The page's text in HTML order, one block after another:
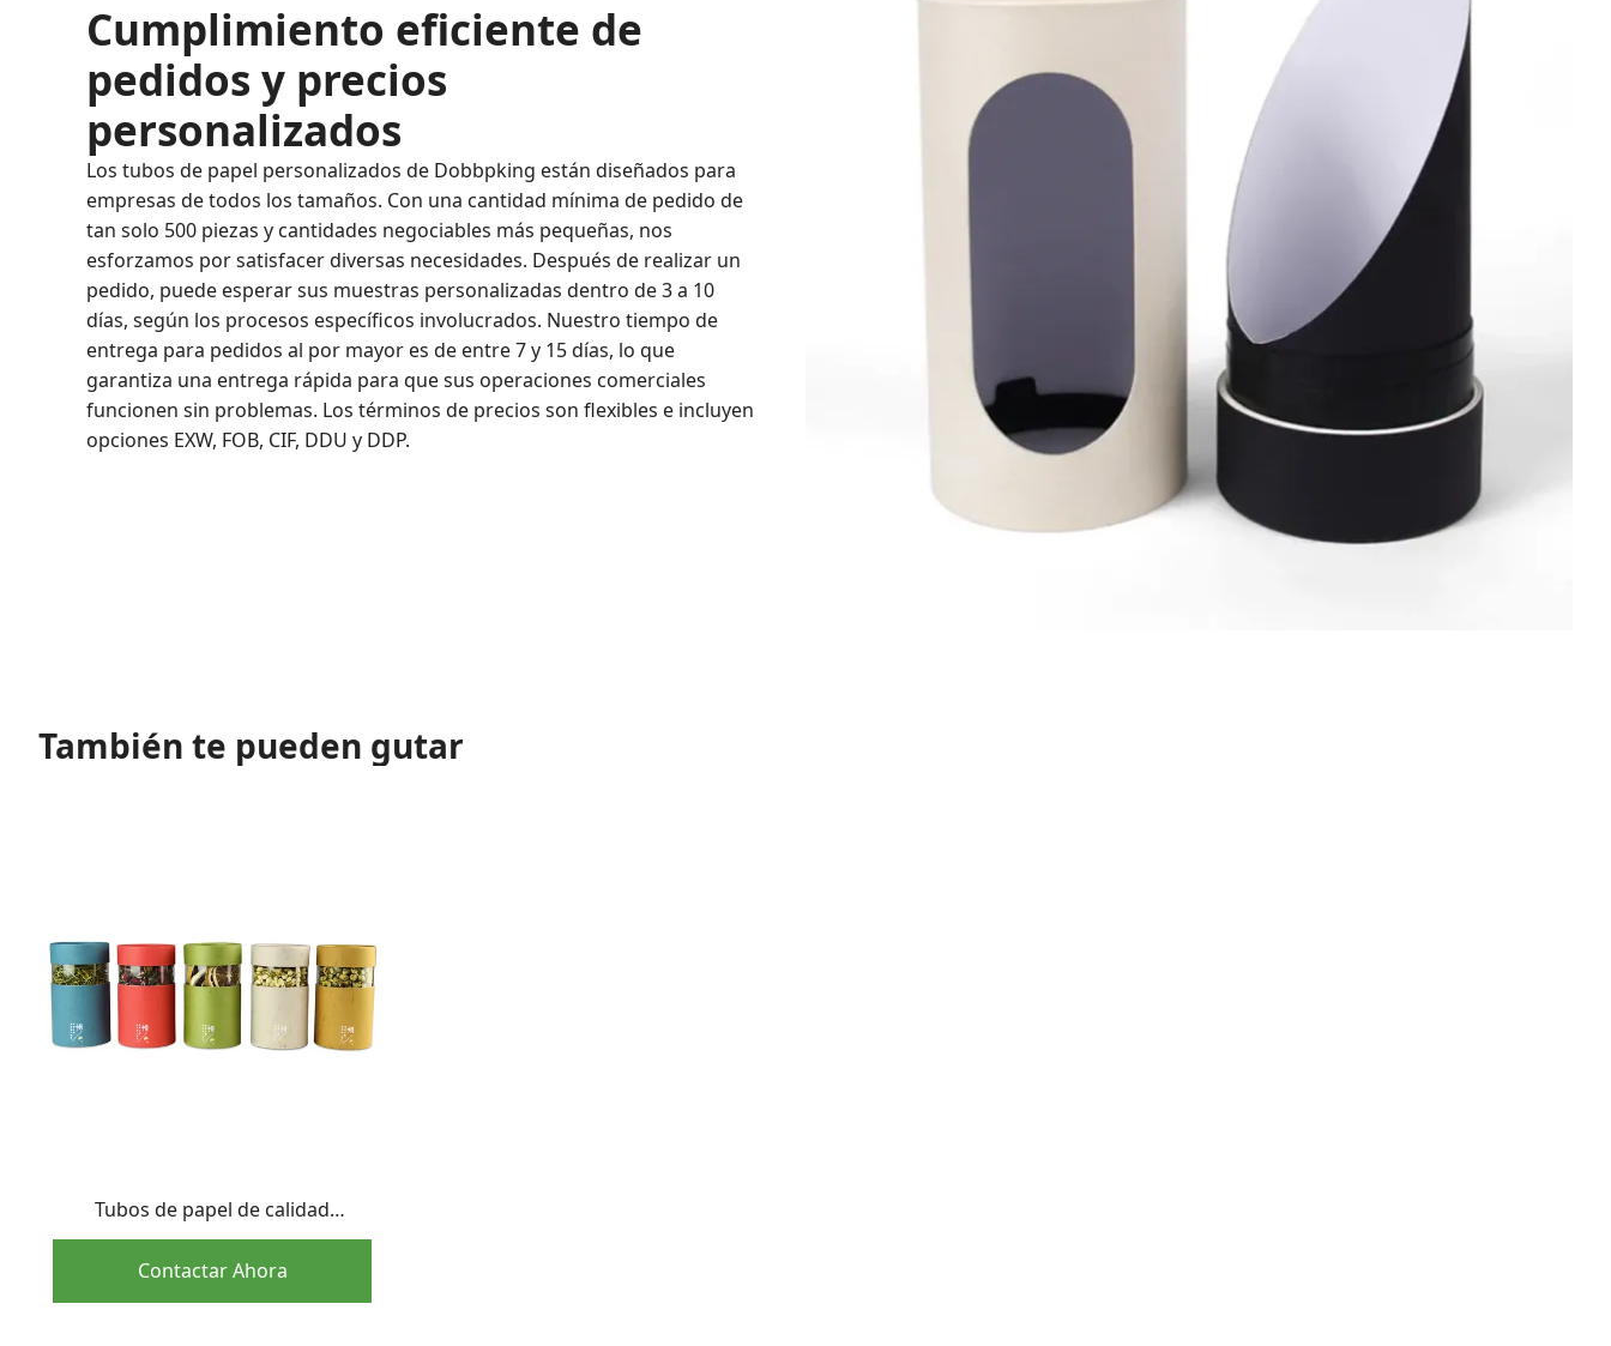
Cumplimiento eficiente de
pedidos y precios
personalizados
Los tubos de papel personalizados de Dobbpking están diseñados para
empresas de todos los tamaños. Con una cantidad mínima de pedido de
tan solo 500 piezas y cantidades negociables más pequeñas, nos
esforzamos por satisfacer diversas necesidades. Después de realizar un
pedido, puede esperar sus muestras personalizadas dentro de 3 a 10
días, según los procesos específicos involucrados. Nuestro tiempo de
entrega para pedidos al por mayor es de entre 7 y 15 días, lo que
garantiza una entrega rápida para que sus operaciones comerciales
funcionen sin problemas. Los términos de precios son flexibles e incluyen
opciones EXW, FOB, CIF, DDU y DDP.
También te pueden gutar
Tubos de papel de calidad
alimentaria con ventana
transparente al por mayor |
Envases para frutos secos y
Contactar Ahora